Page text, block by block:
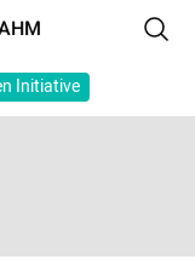
Initiative